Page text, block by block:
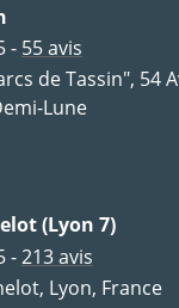
- 55avis
de Tassin", 54
Lune
(Lyon 7)
-213avis
Lyon, France